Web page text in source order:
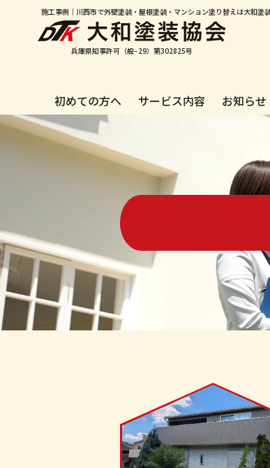
施工事例｜川西市で外壁塗装・屋根塗装・マンション塗り替えは大和塗
兵庫県知事許可（般−29）第302825号
初めての方へ サービス内容 お知らせ